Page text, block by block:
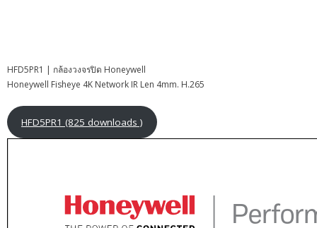
HFD5PR1 | กล้องวงจรปิด Honeywell
Honeywell Fisheye 4K Network IR Len 4mm. H.265
HFD5PR1 (825 downloads )